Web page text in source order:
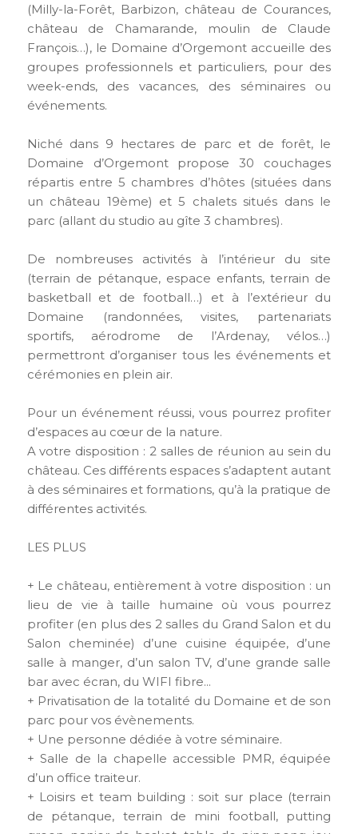
(Milly-la-Forêt, Barbizon, château de Courances,
château de Chamarande, moulin de Claude
François…), le Domaine d’Orgemont accueille des
groupes professionnels et particuliers, pour des
week-ends, des vacances, des séminaires ou
événements.
Niché dans 9 hectares de parc et de forêt, le
Domaine d’Orgemont propose 30 couchages
répartis entre 5 chambres d’hôtes (situées dans
un château 19ème) et 5 chalets situés dans le
parc (allant du studio au gîte 3 chambres).
De nombreuses activités à l’intérieur du site
(terrain de pétanque, espace enfants, terrain de
basketball et de football…) et à l’extérieur du
Domaine (randonnées, visites, partenariats
sportifs, aérodrome de l’Ardenay, vélos…)
permettront d’organiser tous les événements et
cérémonies en plein air.
Pour un événement réussi, vous pourrez profiter
d’espaces au cœur de la nature.
A votre disposition : 2 salles de réunion au sein du
château. Ces différents espaces s’adaptent autant
à des séminaires et formations, qu’à la pratique de
différentes activités.
LES PLUS
+ Le château, entièrement à votre disposition : un
lieu de vie à taille humaine où vous pourrez
profiter (en plus des 2 salles du Grand Salon et du
Salon cheminée) d’une cuisine équipée, d’une
salle à manger, d’un salon TV, d’une grande salle
bar avec écran, du WIFI fibre...
+ Privatisation de la totalité du Domaine et de son
parc pour vos évènements.
+ Une personne dédiée à votre séminaire.
+ Salle de la chapelle accessible PMR, équipée
d’un office traiteur.
+ Loisirs et team building : soit sur place (terrain
de pétanque, terrain de mini football, putting